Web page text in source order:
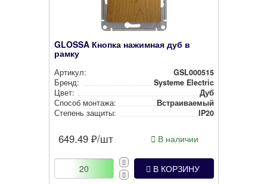
GLOSSA Кнопка нажимная дуб в
рамку
Артикул:
GSL000515
Бренд:
Systeme Electric
Цвет:
Дуб
Способ монтажа:
Встра­ива­емый
Степень защиты:
IP20
649.49 ₽/шт В наличии
В КОРЗИНУ